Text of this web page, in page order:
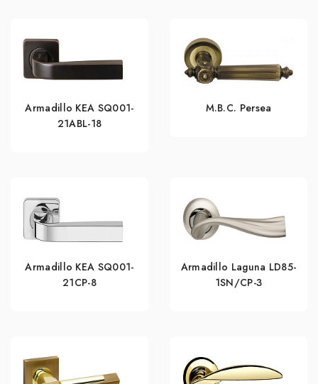
Armadillo KEA SQ001-
21ABL-18
M.B.C. Persea
Armadillo KEA SQ001-
21CP-8
Armadillo Laguna LD85-
1SN/CP-3